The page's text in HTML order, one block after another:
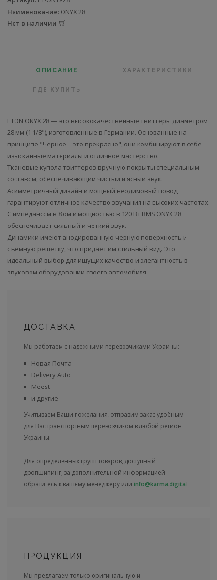
Наименование: ONYX 28
Нет в наличии
ОПИСАНИЕ ХАРАКТЕРИСТИКИ
ГДЕ КУПИТЬ
ETON ONYX 28 — это высококачественные твиттеры диаметром
28 мм (1 1/8"), изготовленные в Германии. Основанные на
принципе "Черное – это прекрасно", они комбинируют в себе
изысканные материалы и отличное мастерство.
Тканевые купола твиттеров вручную покрыты специальным
составом, обеспечивающим чистый и ясный звук.
Асимметричный дизайн и мощный неодимовый повод
гарантируют отличное качество звучания на высоких частотах.
С импедансом в 8 ом и мощностью в 120 Вт RMS ONYX 28
обеспечивает сильный и четкий звук.
Динамики имеют анодированную черную поверхность и
съемную решетку, что придает им стильный вид. Это
идеальный выбор для ищущих качество и элегантность в
звуковом оборудовании своего автомобиля.
ДОСТАВКА
Мы работаем с надежными перевозчиками Украины:
Новая Почта
Delivery Auto
Meest
и другие
Учитываем Ваши пожелания, отправим заказ удобным
для Вас транспортным перевозчиком в любой регион
Украины.
Для определенных групп товаров, доступный
дропшипинг, за дополнительной информацией
обратитесь к вашему менеджеру или info@karma.digital
ПРОДУКЦИЯ
Мы предлагаем только оригинальную и